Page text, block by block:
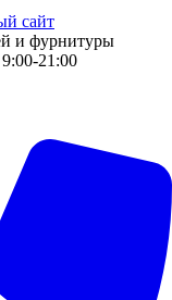
сайт
и фурнитуры
21:00